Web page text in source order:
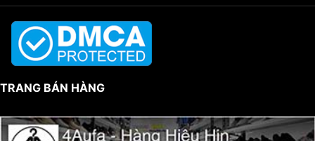
TRANG BÁN HÀNG